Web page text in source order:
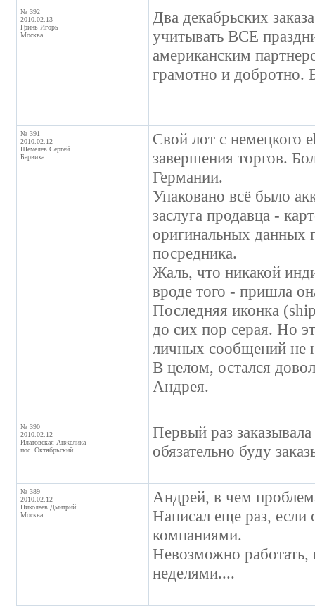
№ 392
2010.02.13
Гринь Игорь
Москва
Два декабрьских
учитывать ВСЕ
американским
грамотно и добротно.
№ 391
2010.02.12
Щемелев Сергей
Барвиха
Свой лот с немецкого
завершения торгов.
Германии.
Упаковано всё было
заслуга продавца -
оригинальных данных
посредника.
Жаль, что никакой
вроде того - пришла
Последняя иконка
до сих пор серая. Но
личных сообщений не
В целом, остался
Андрея.
№ 390
2010.02.12
Илатовская Анжелика
пос. Октябрьский
Первый раз
обязательно буду
№ 389
2010.02.12
Николаев Дмитрий
Москва
Андрей, в чем
Написал еще раз, если
компаниями.
Невозможно работать,
неделями....